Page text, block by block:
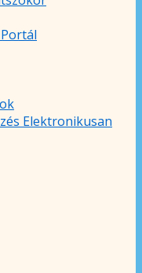
Elektronikusan